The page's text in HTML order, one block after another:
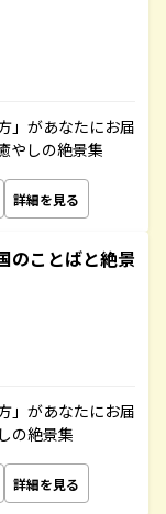
」があなたにお届
やしの絶景集
詳細を見る
のことばと絶景
」があなたにお届
の絶景集
詳細を見る